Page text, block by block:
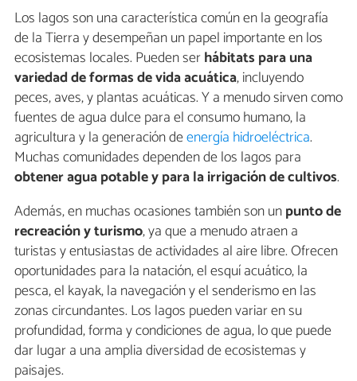
Los lagos son una característica común en la geografía
de la Tierra y desempeñan un papel importante en los
ecosistemas locales. Pueden serhábitats para una
variedad de formas de vida acuática, incluyendo
peces, aves, y plantas acuáticas. Y a menudo sirven como
fuentes de agua dulce para el consumo humano, la
agricultura y la generación deenergía hidroeléctrica.
Muchas comunidades dependen de los lagos para
obtener agua potable y para la irrigación de cultivos.
Además, en muchas ocasiones también son unpunto de
recreación y turismo, ya que a menudo atraen a
turistas y entusiastas de actividades al aire libre. Ofrecen
oportunidades para la natación, el esquí acuático, la
pesca, el kayak, la navegación y el senderismo en las
zonas circundantes. Los lagos pueden variar en su
profundidad, forma y condiciones de agua, lo que puede
dar lugar a una amplia diversidad de ecosistemas y
paisajes.